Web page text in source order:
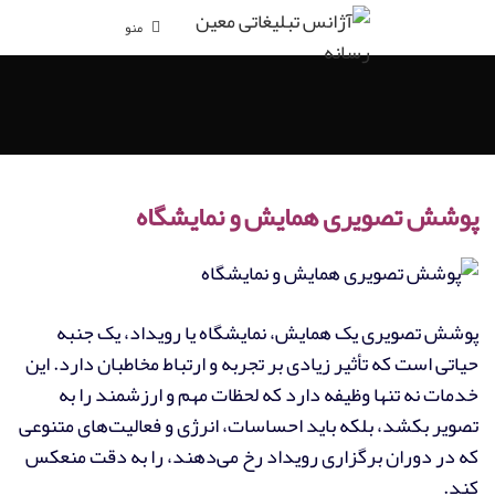
منو
پوشش تصویری همایش و نمایشگاه
پوشش تصویری یک همایش، نمایشگاه یا رویداد، یک جنبه
حیاتی است که تأثیر زیادی بر تجربه و ارتباط مخاطبان دارد. این
خدمات نه تنها وظیفه دارد که لحظات مهم و ارزشمند را به
تصویر بکشد، بلکه باید احساسات، انرژی و فعالیت‌های متنوعی
که در دوران برگزاری رویداد رخ می‌دهند، را به دقت منعکس